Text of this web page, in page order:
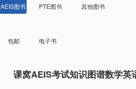
AEIS图书 PTE图书 其他图书
包邮 电子书
课窝AEIS考试知识图谱数学